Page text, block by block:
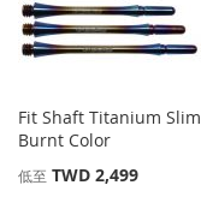
藏
夾
較
Fit Shaft Titanium Slim
Burnt Color
低至 TWD 2,499